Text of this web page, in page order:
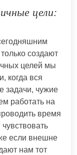
цели:
создают
целей мы
когда вся
задачи, чужие
работать на
время
если внешне
нам тот